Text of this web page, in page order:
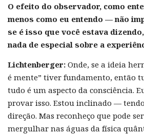
O efeito do observador, como
menos como eu entendo — não
se é isso que você estava
nada de especial sobre a
Lichtenberger: Onde, se a ideia
é mente” tiver fundamento, então
tudo é um aspecto da consciência.
provar isso. Estou inclinado —
direção. Mas reconheço que pode
mergulhar nas águas da física